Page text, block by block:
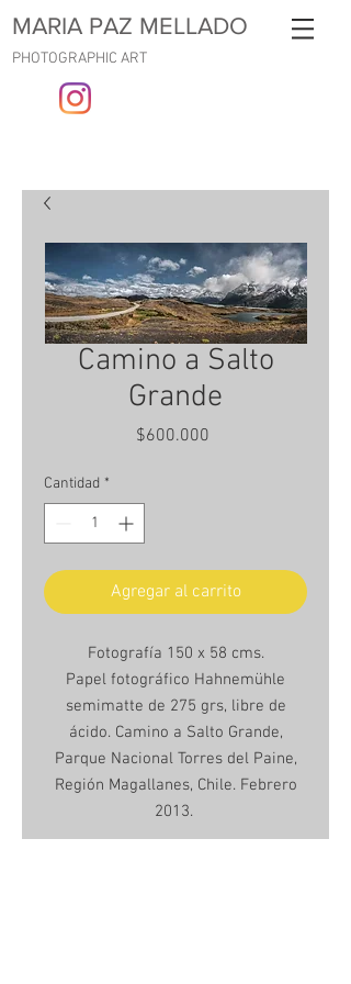
MARIA PAZ MELLADO
PHOTOGRAPHIC ART
Camino a Salto
Grande
$600.000
Cantidad *
Agregar al carrito
Fotografía 150 x 58 cms.
Papel fotográfico Hahnemühle
semimatte de 275 grs, libre de
ácido. Camino a Salto Grande,
Parque Nacional Torres del Paine,
Región Magallanes, Chile. Febrero
2013.